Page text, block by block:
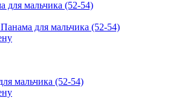
для мальчика (52-54)
мальчика (52-54)